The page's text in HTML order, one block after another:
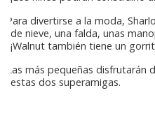
Para divertirse a la moda,
de nieve, una falda, unas
¡Walnut también tiene un
Las más pequeñas disfrutarán
estas dos superamigas. ​